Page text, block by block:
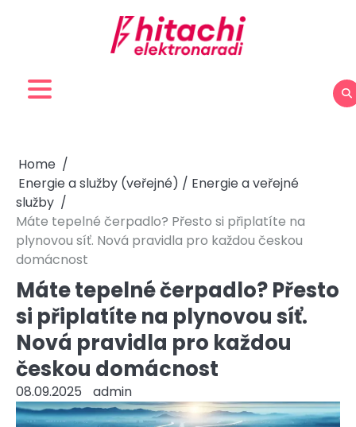
Home
Energie a služby (veřejné) / Energie a veřejné
služby
Máte tepelné čerpadlo? Přesto si připlatíte na
plynovou síť. Nová pravidla pro každou českou
domácnost
Máte tepelné čerpadlo? Přesto
si připlatíte na plynovou síť.
Nová pravidla pro každou
českou domácnost
08.09.2025 admin